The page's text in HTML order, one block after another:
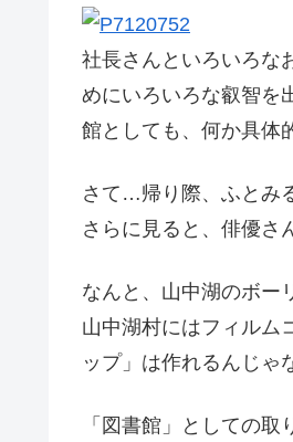
社長さんといろいろな
めにいろいろな叡智を
館としても、何か具体
さて…帰り際、ふとみ
さらに見ると、俳優さ
なんと、山中湖のボー
山中湖村にはフィルム
ップ」は作れるんじゃ
「図書館」としての